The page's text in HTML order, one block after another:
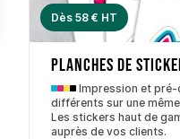
Dès 58 € HT
planches de
Impression et pré-
différents sur une
Les stickers haut de
auprès de vos clients.